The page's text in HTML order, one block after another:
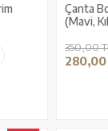
Çanta
(Mavi,
350,00
280,00